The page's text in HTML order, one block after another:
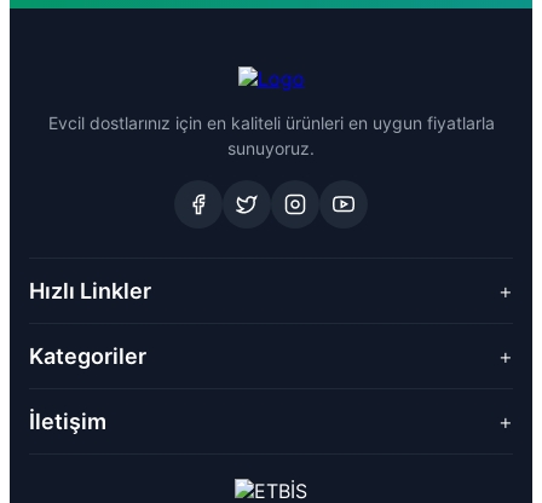
Evcil dostlarınız için en kaliteli ürünleri en uygun fiyatlarla
sunuyoruz.
Hızlı Linkler +
Kategoriler +
İletişim +